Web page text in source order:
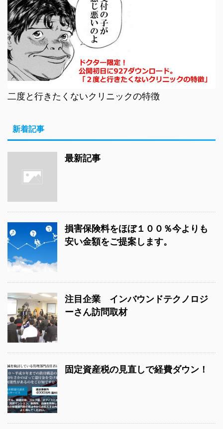
二度と行きたくないクリニックの特徴
新着記事
最新記事
損害保険料をほぼ１００％今よりも
安い金額をご提案します。
注目企業 インバウンドテクノロジ
ーさん訪問取材
固定資産税の見直しで経費ダウン！